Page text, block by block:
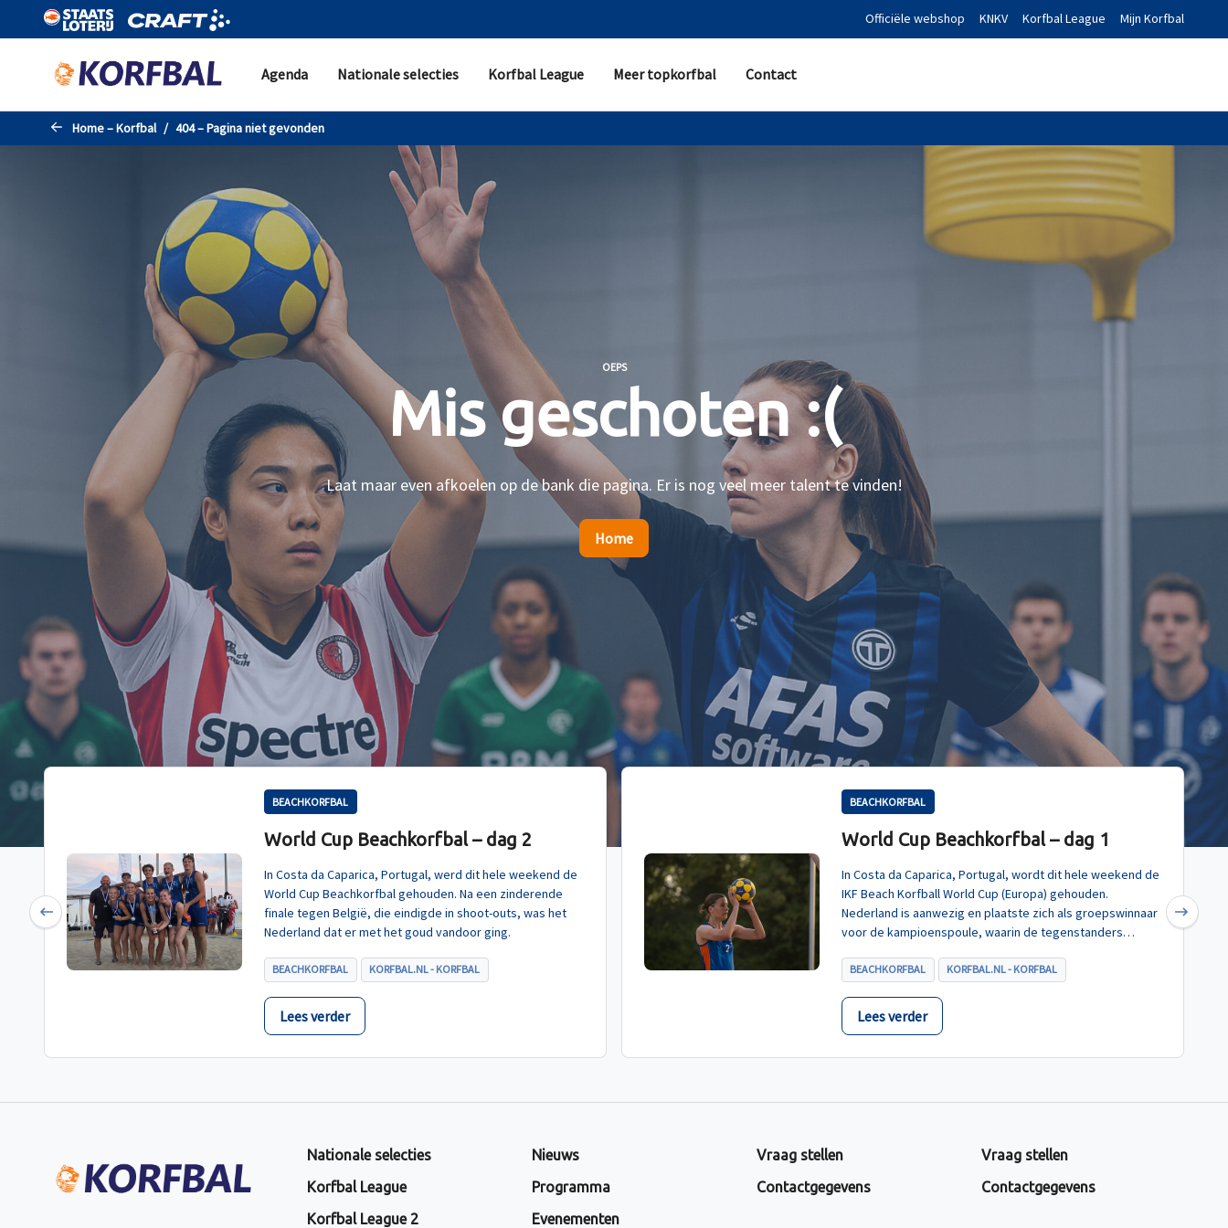
Naar de hoofdinhoud gaan Officiële webshop KNKV Korfbal League Mijn Korfbal
Agenda Nationale selecties Korfbal League Meer topkorfbal Contact
Home – Korfbal 404 – Pagina niet gevonden
OEPS
Mis geschoten :(
Laat maar even afkoelen op de bank die pagina. Er is nog veel meer talent te vinden!
Home
BEACHKORFBAL
World Cup Beachkorfbal – dag 2
In Costa da Caparica, Portugal, werd dit hele weekend de
World Cup Beachkorfbal gehouden. Na een zinderende
finale tegen België, die eindigde in shoot-outs, was het
Nederland dat er met het goud vandoor ging.
BEACHKORFBAL KORFBAL.NL - KORFBAL
Lees verder
BEACHKORFBAL
World Cup Beachkorfbal – dag 1
In Costa da Caparica, Portugal, wordt dit hele weekend de
IKF Beach Korfball World Cup (Europa) gehouden.
Nederland is aanwezig en plaatste zich als groepswinnaar
voor de kampioenspoule, waarin de tegenstanders
BEACHKORFBAL KORFBAL.NL - KORFBAL
Lees verder
Previous Next
Nationale selecties
Korfbal League
Korfbal League 2
Nieuws
Programma
Evenementen
Vraag stellen
Contactgegevens
Vraag stellen
Contactgegevens